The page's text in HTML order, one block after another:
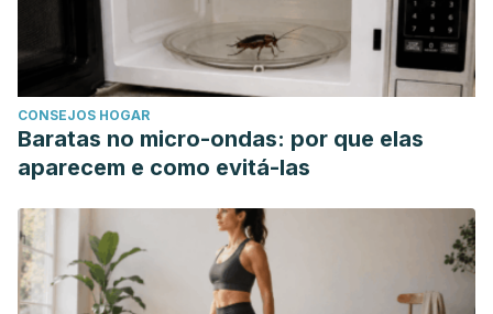
CONSEJOS HOGAR
Baratas no micro-ondas: por que elas
aparecem e como evitá-las